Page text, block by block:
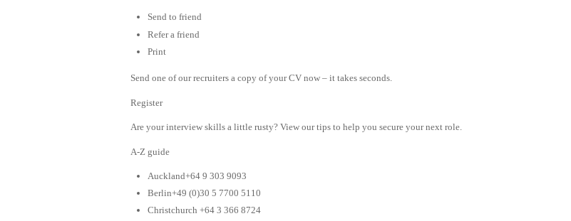
Send to friend
Refer a friend
Print
Send one of our recruiters a copy of your CV now – it takes seconds.
Register
Are your interview skills a little rusty? View our tips to help you secure your next role.
A-Z guide
Auckland+64 9 303 9093
Berlin+49 (0)30 5 7700 5110
Christchurch +64 3 366 8724